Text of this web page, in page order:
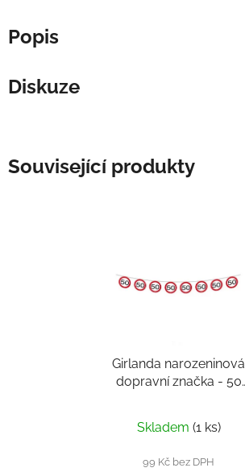
Popis
Diskuze
Související produkty
Girlanda narozeninová
dopravní značka - 50
hodnocení
produktu
Skladem (1 ks)
99 Kč bez DPH